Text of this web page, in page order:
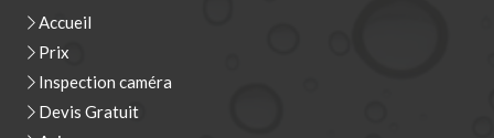
Accueil
Prix
Inspection caméra
Devis Gratuit